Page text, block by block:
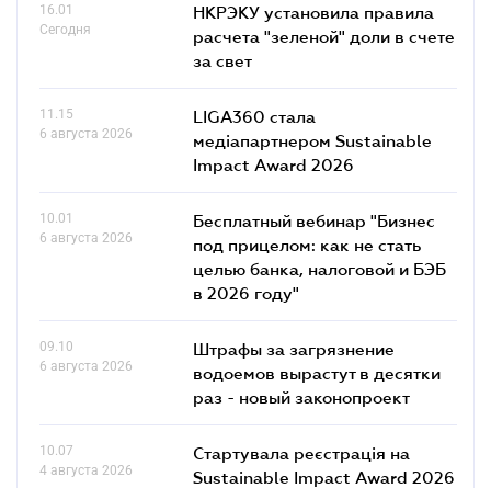
16.01
Сегодня
НКРЭКУ установила правила
расчета "зеленой" доли в счете
за свет
11.15
6 августа 2026
LIGA360 стала
медіапартнером Sustainable
Impact Award 2026
10.01
6 августа 2026
Бесплатный вебинар "Бизнес
под прицелом: как не стать
целью банка, налоговой и БЭБ
в 2026 году"
09.10
6 августа 2026
Штрафы за загрязнение
водоемов вырастут в десятки
раз - новый законопроект
10.07
4 августа 2026
Стартувала реєстрація на
Sustainable Impact Award 2026